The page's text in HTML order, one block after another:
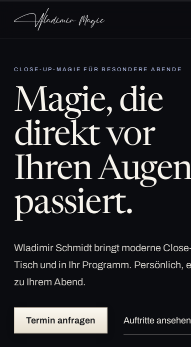
CLOSE-UP-MAGIE FÜR BESONDERE ABENDE
Magie, die
direkt vor
Ihren
passiert.
Wladimir Schmidt bringt moderne
Tisch und in Ihr Programm. Persönlich,
zu Ihrem Abend.
Termin anfragen Auftritte ansehen